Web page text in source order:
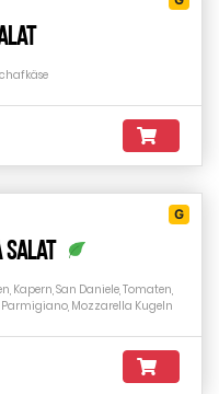
Salat
G
Kapern, San Daniele, Tomaten,
Parmigiano, Mozzarella Kugeln